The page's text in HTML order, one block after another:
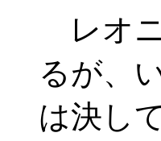
レオ
るが、
は決し